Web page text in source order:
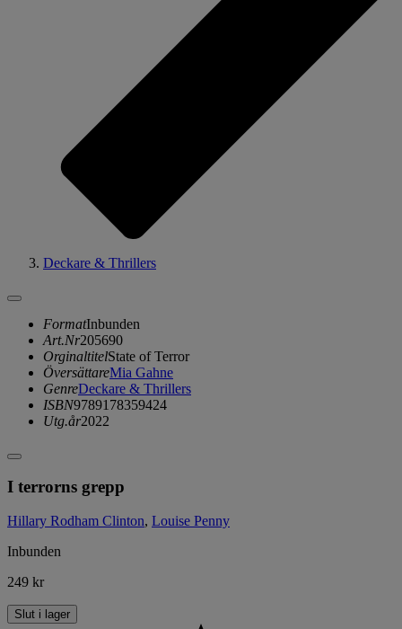
Deckare & Thrillers
FormatInbunden
Art.Nr205690
OrginaltitelState of Terror
ÖversättareMia Gahne
GenreDeckare & Thrillers
ISBN9789178359424
Utg.år2022
I terrorns grepp
Hillary Rodham Clinton, Louise Penny
Inbunden
249 kr
Slut i lager